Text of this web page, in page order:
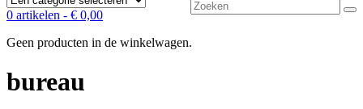
Zoek
naar:
0 artikelen - € 0,00
Geen producten in de winkelwagen.
bureau